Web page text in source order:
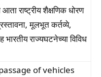
राष्ट्रीय शैक्षणिक धोरण
मूलभूत कर्तव्ये,
राज्यघटनेच्या विविध
of vehicles